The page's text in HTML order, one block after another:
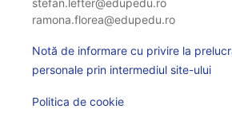
stefan.lefter@edupedu.ro
ramona.florea@edupedu.ro
Notă de informare cu privire la
personale prin intermediul site-ului
Politica de cookie